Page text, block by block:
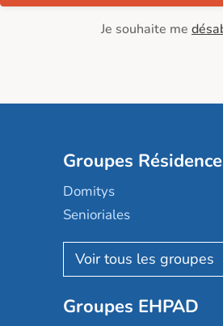
Je souhaite me
Groupes
Domitys
Senioriales
Nohée
Les Résidentiels
Mobicap
Groupes EHPAD